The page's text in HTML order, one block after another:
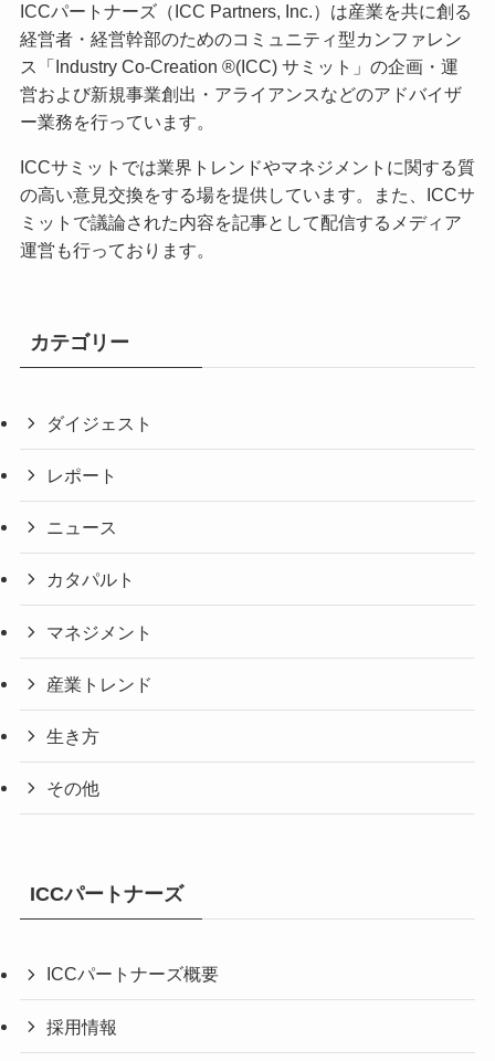
ICCパートナーズ（ICC Partners, Inc.）は産業を共に創る
経営者・経営幹部のためのコミュニティ型カンファレン
ス「Industry Co-Creation ®(ICC) サミット」の企画・運
営および新規事業創出・アライアンスなどのアドバイザ
ー業務を行っています。
ICCサミットでは業界トレンドやマネジメントに関する質
の高い意見交換をする場を提供しています。また、ICCサ
ミットで議論された内容を記事として配信するメディア
運営も行っております。
カテゴリー
ダイジェスト
レポート
ニュース
カタパルト
マネジメント
産業トレンド
生き方
その他
ICCパートナーズ
ICCパートナーズ概要
採用情報